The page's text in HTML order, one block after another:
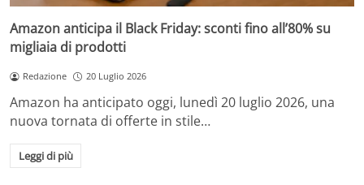
Amazon anticipa il Black Friday: sconti fino all’80% su
migliaia di prodotti
Redazione 20 Luglio 2026
Amazon ha anticipato oggi, lunedì 20 luglio 2026, una
nuova tornata di offerte in stile…
Leggi di più